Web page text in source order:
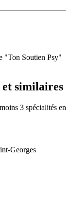
"Ton Soutien Psy"
et similaires
3 spécialités en
Georges